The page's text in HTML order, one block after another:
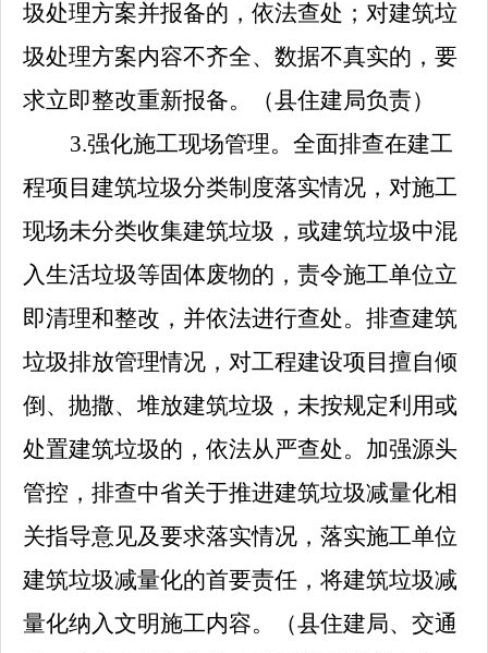
圾处理方案并报备的，依法查处；对建筑垃
圾处理方案内容不齐全、数据不真实的，要
求立即整改重新报备。
（县住建局负责）
3.强化施工现场管理。全面排查在建工
程项目建筑垃圾分类制度落实情况，对施工
现场未分类收集建筑垃圾，或建筑垃圾中混
入生活垃圾等固体废物的，责令施工单位立
即清理和整改，并依法进行查处。排查建筑
垃圾排放管理情况，对工程建设项目擅自倾
倒、抛撒、堆放建筑垃圾，未按规定利用或
处置建筑垃圾的，依法从严查处。加强源头
管控，排查中省关于推进建筑垃圾减量化相
关指导意见及要求落实情况，落实施工单位
建筑垃圾减量化的首要责任，将建筑垃圾减
量化纳入文明施工内容。
（县住建局、交通